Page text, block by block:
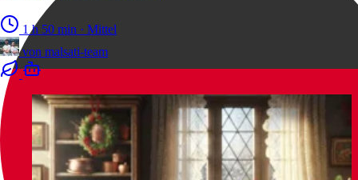
1 h 50 min · Mittel
von malsati-team